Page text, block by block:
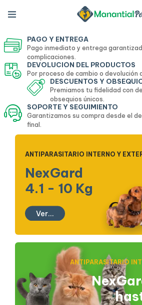
PAGO Y ENTREGA
Pago inmediato y entrega
complicaciones.
DEVOLUCIÓN DEL PRODUCTOS
Por proceso de cambio o devolución
DESCUENTOS Y
Premiamos tu fidelidad con
obsequios únicos.
SOPORTE Y SEGUIMIENTO
Garantizamos su compra desde el
final.
ANTIPARASITARIO INTERNO Y
NexGard
4.1 - 10 Kg
Ver...
ANTIPARASITARIO